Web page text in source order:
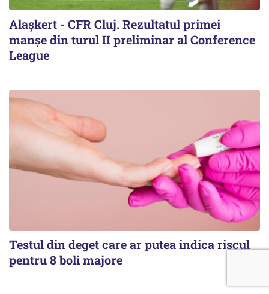
Alaşkert - CFR Cluj. Rezultatul primei
manșe din turul II preliminar al Conference
League
Testul din deget care ar putea indica riscul
pentru 8 boli majore